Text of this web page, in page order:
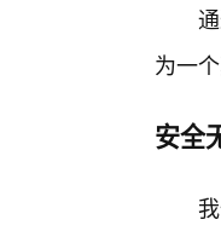
为一
安全